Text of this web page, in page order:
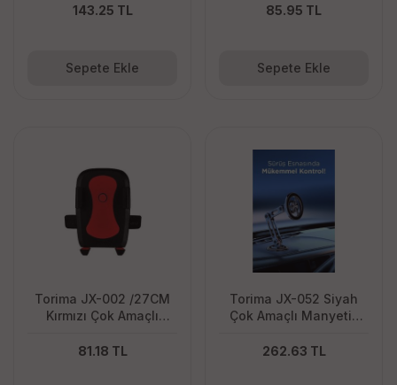
Tutucu
143.25 TL
Sepete Ekle
85.95 TL
Sepete Ekle
Torima JX-002 /27CM
Kırmızı Çok Amaçlı
Araç İçi Telefon Tutucu
81.18 TL
Torima JX-052 Siyah
Çok Amaçlı Manyetik
Telefon Tutucu
262.63 TL